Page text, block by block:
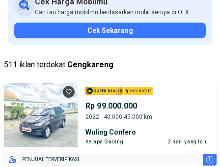
Cari tau harga mobilmu berdasarkan mobil serupa di OLX.
Cek Sekarang
511 iklan terdekat Cengkareng
Rp 99.000.000
2022 - 40.000-45.000 km
Wuling Confero
Kelapa Gading 3 hari yang lalu
PENJUAL TERVERIFIKASI i